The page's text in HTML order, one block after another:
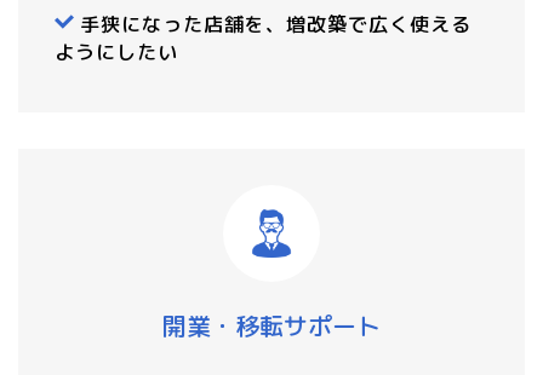
手狭になった店舗を、増改築で広く使える
ようにしたい
開業・移転サポート